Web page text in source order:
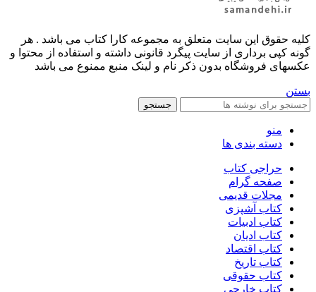
کليه حقوق اين سايت متعلق به مجموعه کارا کتاب می باشد . هر
گونه کپی برداری از سایت پیگرد قانونی داشته و استفاده از محتوا و
عکسهای فروشگاه بدون ذکر نام و لینک منبع ممنوع می باشد
بستن
جستجو
منو
دسته بندی ها
حراجی کتاب
صفحه گرام
مجلات قدیمی
کتاب آشپزی
کتاب ادبیات
کتاب ادیان
کتاب اقتصاد
کتاب تاریخ
کتاب حقوقی
کتاب خارجی